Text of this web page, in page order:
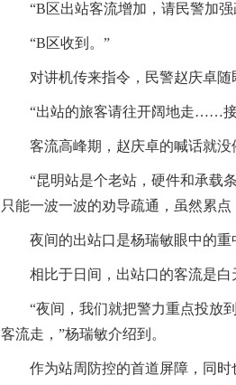
“B区出站客流增加，请民警加
“B区收到。”
对讲机传来指令，民警赵庆卓随
“出站的旅客请往开阔地走……接
客流高峰期，赵庆卓的喊话就没
“昆明站是个老站，硬件和承载条
只能一波一波的劝导疏通，虽然累
夜间的出站口是杨瑞敏眼中的重
相比于日间，出站口的客流是白
“夜间，我们就把警力重点投放到
客流走，”杨瑞敏介绍到。
作为站周防控的首道屏障，同时